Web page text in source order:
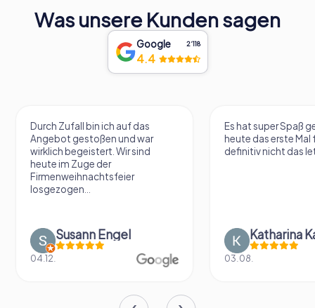
Was unsere Kunden sagen
Google 2‘118
4.4
Durch Zufall bin ich auf das
Angebot gestoßen und war
wirklich begeistert. Wir sind
heute im Zuge der
Firmenweihnachtsfeier
losgezogen...
Susann Engel
04.12.
Es hat super Spaß
heute das erste Mal
definitiv nicht das
Katharina
03.08.